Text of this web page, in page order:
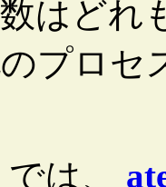
はどれ
プロセ
は、